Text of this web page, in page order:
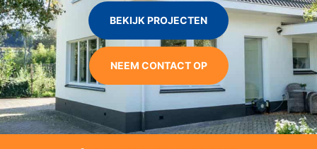
BEKIJK PROJECTEN
NEEM CONTACT OP